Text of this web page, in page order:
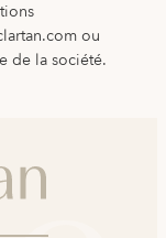
ou
de la société.